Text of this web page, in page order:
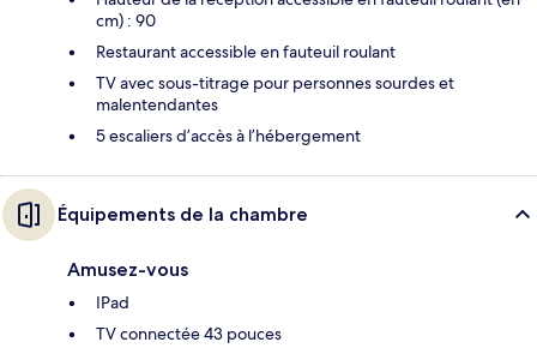
cm) : 90
Restaurant accessible en fauteuil roulant
TV avec sous-titrage pour personnes sourdes et
malentendantes
5 escaliers d’accès à l’hébergement
Équipements de la chambre
Amusez-vous
IPad
TV connectée 43 pouces